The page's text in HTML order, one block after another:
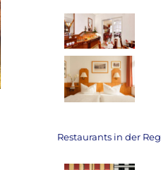
Restaurants in der